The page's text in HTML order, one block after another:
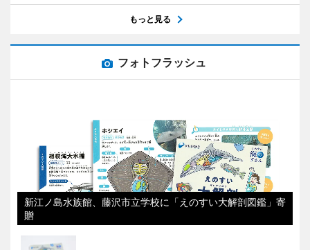
もっと見る
フォトフラッシュ
新江ノ島水族館、藤沢市立学校に「えのすい大解剖図鑑」寄
贈